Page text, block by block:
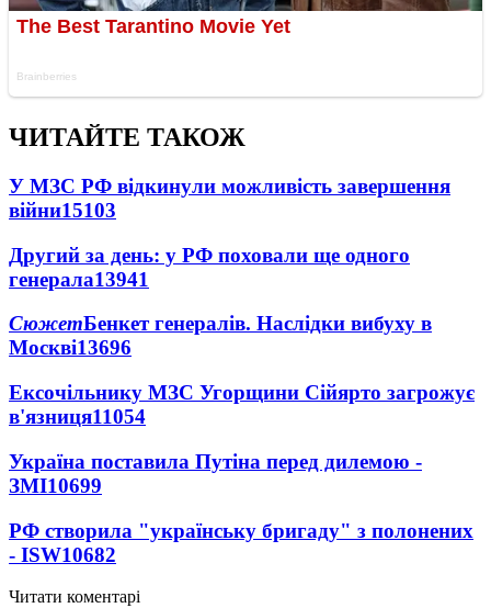
ЧИТАЙТЕ ТАКОЖ
У МЗС РФ відкинули можливість завершення
війни15103
Другий за день: у РФ поховали ще одного
генерала13941
СюжетБенкет генералів. Наслідки вибуху в
Москві13696
Ексочільнику МЗС Угорщини Сійярто загрожує
в'язниця11054
Україна поставила Путіна перед дилемою -
ЗМІ10699
РФ створила "українську бригаду" з полонених
- ISW10682
Читати коментарі